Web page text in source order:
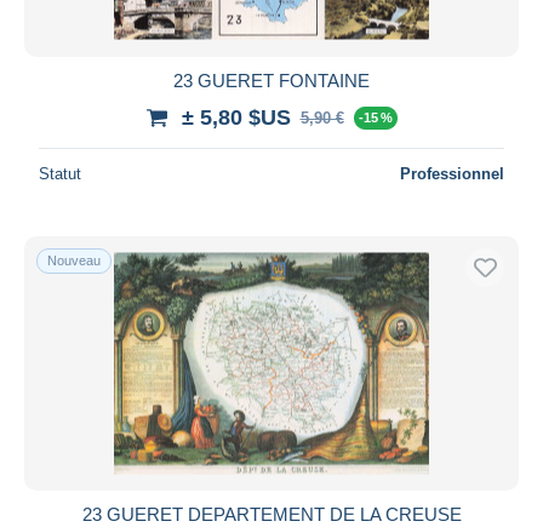
23 GUERET FONTAINE
± 5,80 $US 5,90 € -15 %
Statut Professionnel
Nouveau
23 GUERET DEPARTEMENT DE LA CREUSE